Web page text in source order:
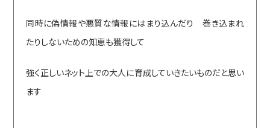
同時に偽情報や悪質な情報にはまり込んだり 巻き込まれ
たりしないための知恵も獲得して
強く正しいネット上での大人に育成していきたいものだと思い
ます